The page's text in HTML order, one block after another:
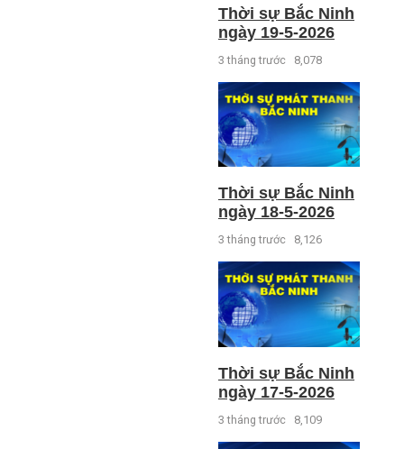
Thời sự Bắc Ninh
ngày 19-5-2026
3 tháng trước 8,078
Thời sự Bắc Ninh
ngày 18-5-2026
3 tháng trước 8,126
Thời sự Bắc Ninh
ngày 17-5-2026
3 tháng trước 8,109